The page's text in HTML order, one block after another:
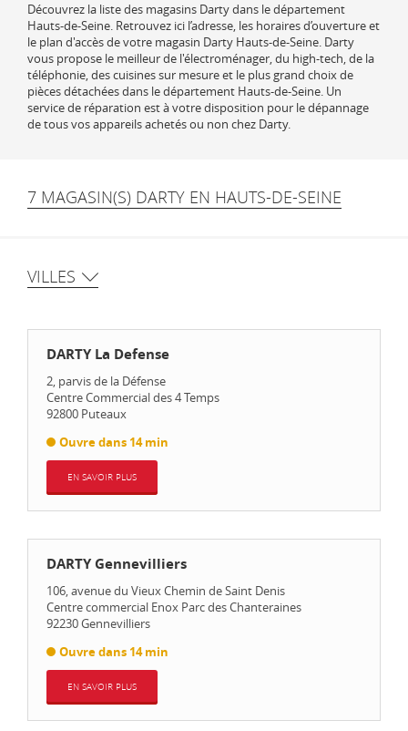
Découvrez la liste des magasins Darty dans le département
Hauts-de-Seine. Retrouvez ici l’adresse, les horaires d’ouverture et
le plan d'accès de votre magasin Darty Hauts-de-Seine. Darty
vous propose le meilleur de l'électroménager, du high-tech, de la
téléphonie, des cuisines sur mesure et le plus grand choix de
pièces détachées dans le département Hauts-de-Seine. Un
service de réparation est à votre disposition pour le dépannage
de tous vos appareils achetés ou non chez Darty.
7 MAGASIN(S) DARTY EN HAUTS-DE-SEINE
VILLES
DARTY La Defense
2, parvis de la Défense
Centre Commercial des 4 Temps
92800 Puteaux
Ouvre dans 14 min
EN SAVOIR PLUS
DARTY Gennevilliers
106, avenue du Vieux Chemin de Saint Denis
Centre commercial Enox Parc des Chanteraines
92230Gennevilliers
Ouvre dans 14 min
EN SAVOIR PLUS